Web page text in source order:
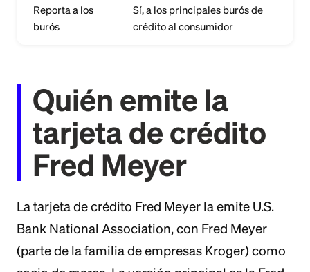
Reporta a los
burós
Sí, a los principales burós de
crédito al consumidor
Quién emite la
tarjeta de crédito
Fred Meyer
La tarjeta de crédito Fred Meyer la emite U.S.
Bank National Association, con Fred Meyer
(parte de la familia de empresas Kroger) como